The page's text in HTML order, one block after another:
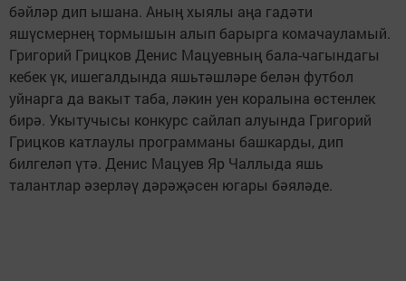
бәйләр дип ышана. Аның хыялы аңа гадәти
яшүсмернең тормышын алып барырга комачауламый.
Григорий Грицков Денис Мацуевның бала-чагындагы
кебек үк, ишегалдында яшьтәшләре белән футбол
уйнарга да вакыт таба, ләкин уен коралына өстенлек
бирә. Укытучысы конкурс сайлап алуында Григорий
Грицков катлаулы программаны башкарды, дип
билгеләп үтә. Денис Мацуев Яр Чаллыда яшь
талантлар әзерләү дәрәҗәсен югары бәяләде.